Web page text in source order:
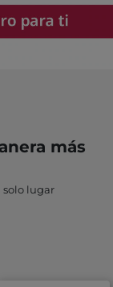
más
solo lugar